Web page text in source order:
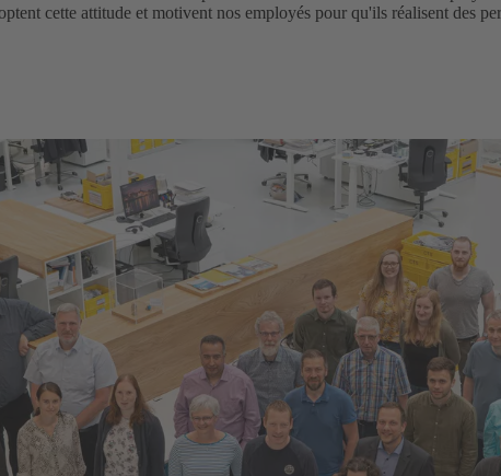
cette attitude et motivent nos employés pour qu'ils réalisent des